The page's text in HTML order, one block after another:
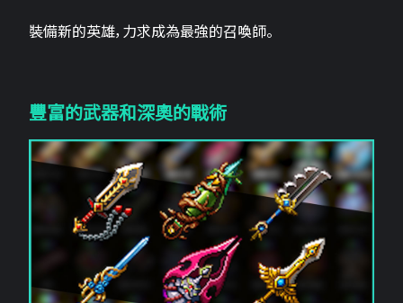
裝備新的英雄，力求成為最強的召喚師。
豐富的武器和深奧的戰術